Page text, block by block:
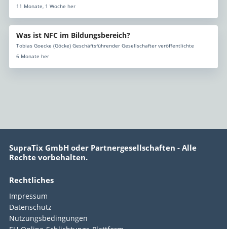
11 Monate, 1 Woche her
Was ist NFC im Bildungsbereich?
Tobias Goecke (Göcke) Geschäftsführender Gesellschafter veröffentlichte
6 Monate her
SupraTix GmbH oder Partnergesellschaften - Alle
Rechte vorbehalten.
Rechtliches
Impressum
Datenschutz
Nutzungsbedingungen